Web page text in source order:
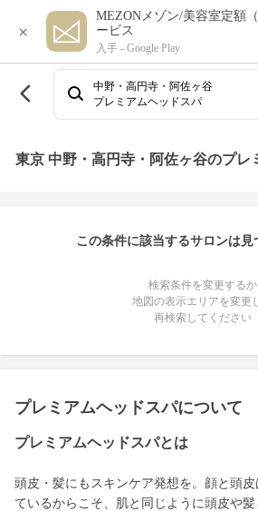
×
MEZONメゾン/美容室定額
ービス
入手 - Google Play
中野・高円寺・阿佐ヶ谷
プレミアムヘッドスパ
東京 中野・高円寺・阿佐ヶ谷のプレ
この条件に該当するサロンは見
検索条件を変更するか
地図の表示エリアを変更
再検索してください
プレミアムヘッドスパについて
プレミアムヘッドスパとは
頭皮・髪にもスキンケア発想を。顔と頭
ているからこそ、肌と同じように頭皮や